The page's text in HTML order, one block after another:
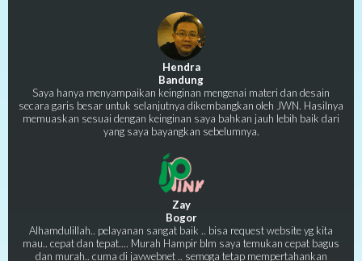
Hendra
Bandung
Saya hanya menyampaikan keinginan mengenai materi dan desain
secara garis besar untuk selanjutnya dikembangkan oleh JWN. Hasilnya
memuaskan sesuai dengan keinginan saya bahkan jauh lebih baik dari
yang saya bayangkan sebelumnya.
Zay
Bogor
Alhamdulillah.. pelayanan sangat baik .. bisa request website yg kita
mau.. cepat dan tepat.... Murah Hampir blm saya temukan cepat bagus
dan murah.. cuma di javwebnet .. semoga tetap mempertahankan